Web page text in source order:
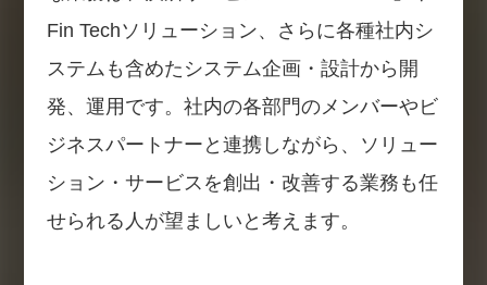
Fin Techソリューション、さらに各種社内シ
ステムも含めたシステム企画・設計から開
発、運用です。社内の各部門のメンバーやビ
ジネスパートナーと連携しながら、ソリュー
ション・サービスを創出・改善する業務も任
せられる人が望ましいと考えます。